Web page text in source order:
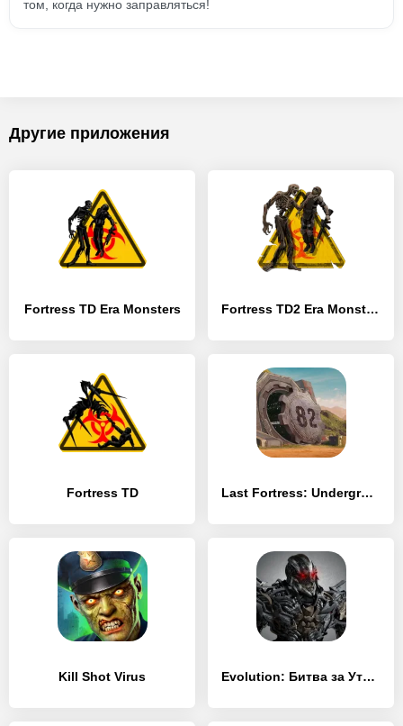
том, когда нужно заправляться!
Другие приложения
Fortress TD Era Monsters Fortress TD2 Era Monsters
Fortress TD Last Fortress: Underground
Kill Shot Virus Evolution: Битва за Утопию